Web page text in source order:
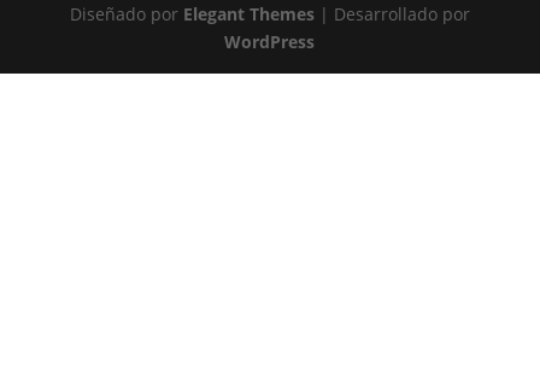
Diseñado por Elegant Themes| Desarrollado por
WordPress